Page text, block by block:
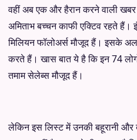
वहीं अब एक और हैरान करने वाली
अमिताभ बच्चन काफी एक्टिव रहते हैं।
मिलियन फॉलोअर्स मौजूद हैं। इसके
करते हैं। खास बात ये है कि इन 74
तमाम सेलेब्स मौजूद हैं।
लेकिन इस लिस्ट में उनकी बहूरानी और